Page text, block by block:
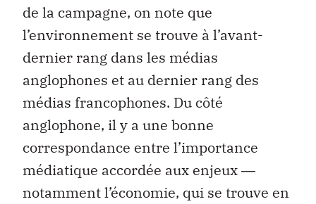
de la campagne, on note que
l’environnement se trouve à l’avant-
dernier rang dans les médias
anglophones et au dernier rang des
médias francophones. Du côté
anglophone, il y a une bonne
correspondance entre l’importance
médiatique accordée aux enjeux ―
notamment l’économie, qui se trouve en